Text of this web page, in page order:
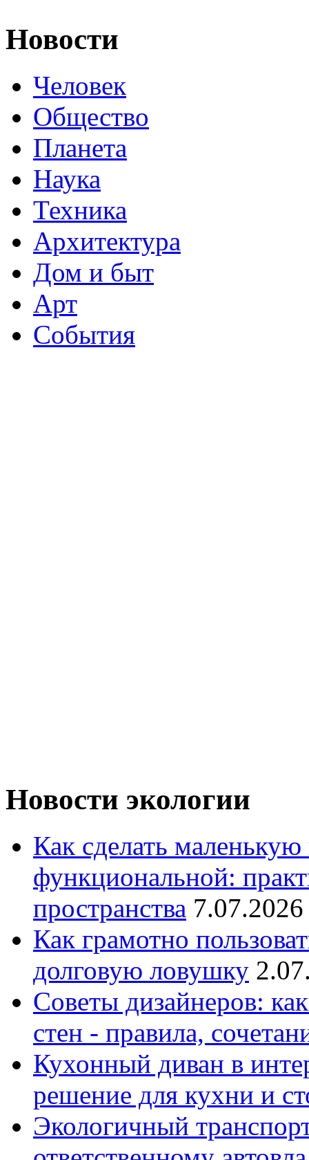
Новости
Человек
Общество
Планета
Наука
Техника
Архитектура
Дом и быт
Арт
События
Новости экологии
Как сделать
функциональной:
пространства
Как грамотно
долговую ловушку
Советы дизайнеров:
стен - правила,
Кухонный диван в
решение для кухни и
Экологичный